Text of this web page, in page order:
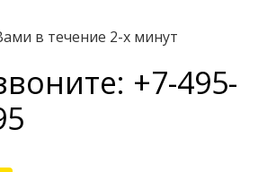
в течение 2-х минут
+7-495-